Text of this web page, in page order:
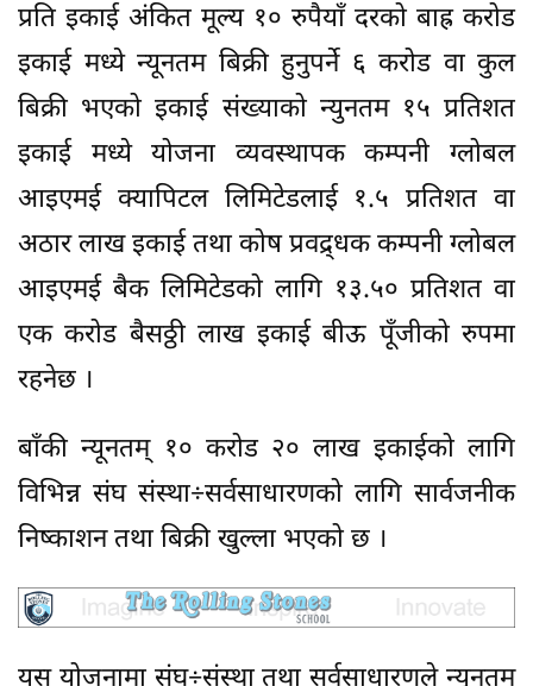
प्रति इकाई अंकित मूल्य १० रुपैयाँ दरको बाह्र करोड
इकाई मध्ये न्यूनतम बिक्री हुनुपर्ने ६ करोड वा कुल
बिक्री भएको इकाई संख्याको न्युनतम १५ प्रतिशत
इकाई मध्ये योजना व्यवस्थापक कम्पनी ग्लोबल
आइएमई क्यापिटल लिमिटेडलाई १.५ प्रतिशत वा
अठार लाख इकाई तथा कोष प्रवद्र्धक कम्पनी ग्लोबल
आइएमई बैक लिमिटेडको लागि १३.५० प्रतिशत वा
एक करोड बैसठ्ठी लाख इकाई बीऊ पूँजीको रुपमा
रहनेछ ।
बाँकी न्यूनतम् १० करोड २० लाख इकाईको लागि
विभिन्न संघ संस्था÷सर्वसाधारणको लागि सार्वजनीक
निष्काशन तथा बिक्री खुल्ला भएको छ ।